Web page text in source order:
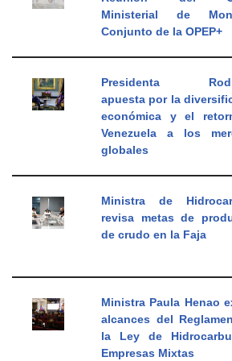
Ministerial de
Conjunto de la OPEP+
Presidenta
apuesta por la
económica y el
Venezuela a los
globales
Ministra de
revisa metas de
de crudo en la Faja
Ministra Paula Henao
alcances del
la Ley de
Empresas Mixtas